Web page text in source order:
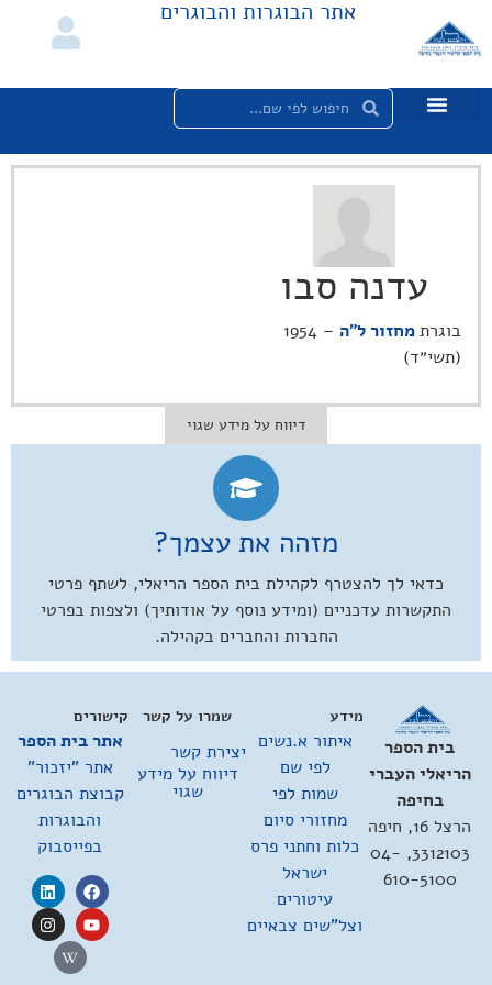
אתר הבוגרות והבוגרים
עדנה סבו
בוגרתמחזור ל"ה
– 1954
(תשי״ד)
דיווח על מידע שגוי
מזהה את עצמך?
כדאי לך להצטרף לקהילת בית הספר הריאלי, לשתף פרטי
התקשרות עדכניים (ומידע נוסף על אודותיך) ולצפות בפרטי
החברות והחברים בקהילה.
בית הספר
הריאלי העברי
בחיפה
הרצל 16, חיפה
3312103, 04-
610-5100
מידע
איתור א.נשים
לפי שם
שמות לפי
מחזורי סיום
כלות וחתני פרס
ישראל
עיטורים
וצל"שים צבאיים
קישורים
אתר בית הספר
אתר "יזכור"
קבוצת הבוגרים
והבוגרות
בפייסבוק
שמרו על קשר
יצירת קשר
דיווח על מידע
שגוי